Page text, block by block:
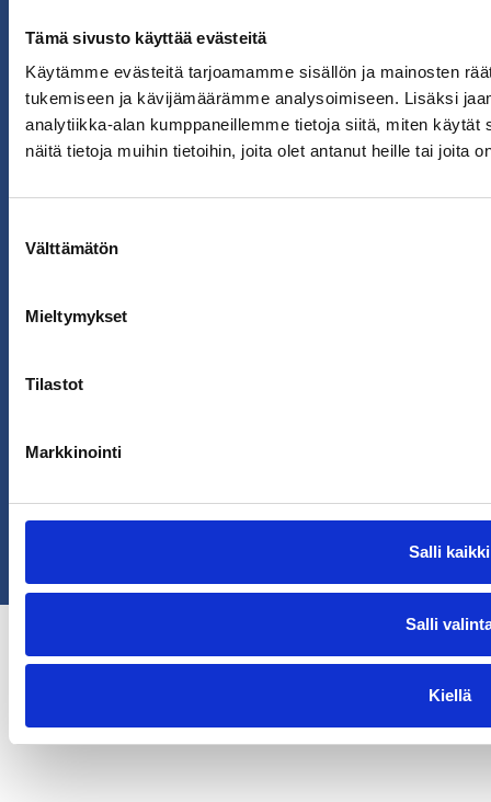
Tämä sivusto käyttää evästeitä
Käytämme evästeitä tarjoamamme sisällön ja mainosten
tukemiseen ja kävijämäärämme analysoimiseen. Lisäksi
analytiikka-alan kumppaneillemme tietoja siitä, miten
näitä tietoja muihin tietoihin, joita olet antanut heille tai joita
valinta
Välttämätön
Mieltymykset
Tilastot
Markkinointi
Salli kaikki
Salli
Kiellä
Takuuehdot
Tietosuojaseloste